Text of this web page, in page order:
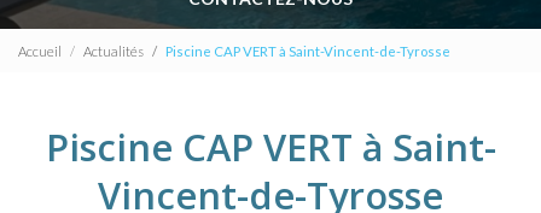
Accueil Actualités Piscine CAP VERT à Saint-Vincent-de-Tyrosse
Piscine CAP VERT à Saint-
Vincent-de-Tyrosse